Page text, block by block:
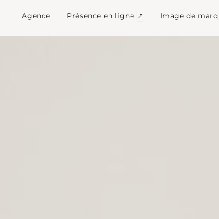
Agence Présence en ligne Ouvrir Présence en
Image de
et communication